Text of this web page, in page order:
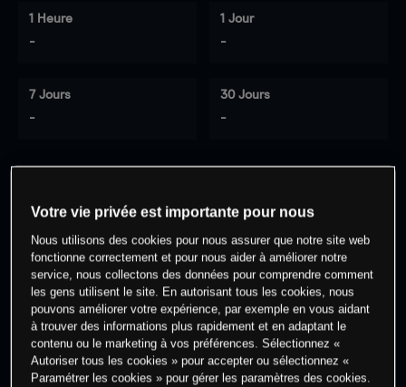
1 Heure
-
1 Jour
-
7 Jours
-
30 Jours
-
cet actif
Commencez à trader
Votre vie privée est importante pour nous
Nous utilisons des cookies pour nous assurer que notre site web
fonctionne correctement et pour nous aider à améliorer notre
service, nous collectons des données pour comprendre comment
les gens utilisent le site. En autorisant tous les cookies, nous
pouvons améliorer votre expérience, par exemple en vous aidant
à trouver des informations plus rapidement et en adaptant le
contenu ou le marketing à vos préférences. Sélectionnez «
Autoriser tous les cookies » pour accepter ou sélectionnez «
Paramétrer les cookies » pour gérer les paramètres des cookies.